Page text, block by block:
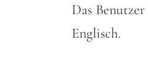
Das
Englisch.